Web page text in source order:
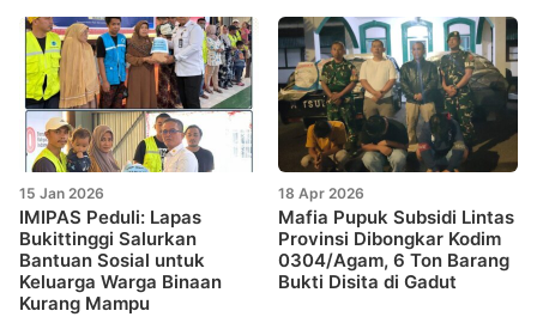
15 Jan 2026
IMIPAS Peduli: Lapas
Bukittinggi Salurkan
Bantuan Sosial untuk
Keluarga Warga Binaan
Kurang Mampu
18 Apr 2026
Mafia Pupuk Subsidi Lintas
Provinsi Dibongkar Kodim
0304/Agam, 6 Ton Barang
Bukti Disita di Gadut